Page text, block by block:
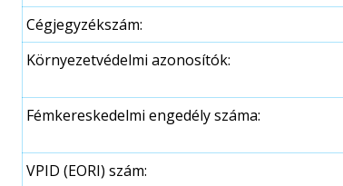
Cégjegyzékszám:
Környezetvédelmi azonosítók:
Fémkereskedelmi engedély száma:
VPID (EORI) szám: